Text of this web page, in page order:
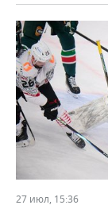
27 июл, 15:36